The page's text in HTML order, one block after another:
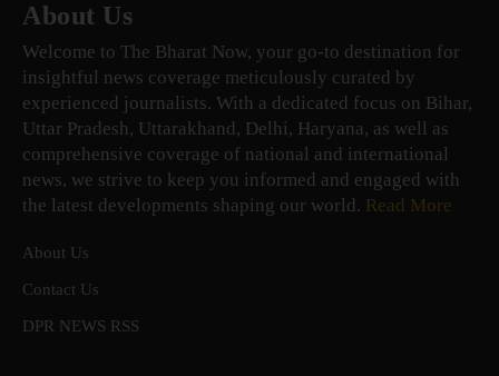
About Us
Welcome to The Bharat Now, your go-to destination for
insightful news coverage meticulously curated by
experienced journalists. With a dedicated focus on Bihar,
Uttar Pradesh, Uttarakhand, Delhi, Haryana, as well as
comprehensive coverage of national and international
news, we strive to keep you informed and engaged with
the latest developments shaping our world. Read More
About Us
Contact Us
DPR NEWS RSS